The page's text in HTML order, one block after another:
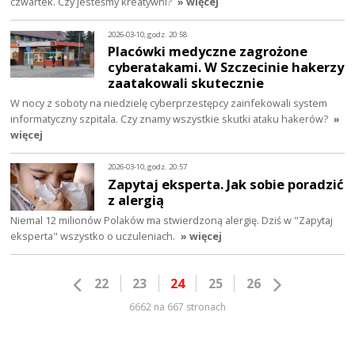
2026-03-10, godz. 20:58
Placówki medyczne zagrożone
cyberatakami. W Szczecinie hakerzy
zaatakowali skutecznie
W nocy z soboty na niedzielę cyberprzestępcy zainfekowali system
informatyczny szpitala. Czy znamy wszystkie skutki ataku hakerów? »
więcej
2026-03-10, godz. 20:57
Zapytaj eksperta. Jak sobie poradzić
z alergią
Niemal 12 milionów Polaków ma stwierdzoną alergię. Dziś w "Zapytaj
eksperta" wszystko o uczuleniach. » więcej
22 23 24 25 26
6662 na 667 stronach